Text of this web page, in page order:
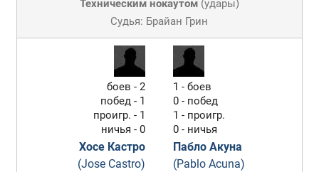
Техническим нокаутом(удары)
Судья: Брайан Грин
боев - 2
побед - 1
проигр. - 1
ничья - 0
Хосе Кастро
(Jose Castro)
1 - боев
0 - побед
1 - проигр.
0 - ничья
Пабло Акуна
(Pablo Acuna)